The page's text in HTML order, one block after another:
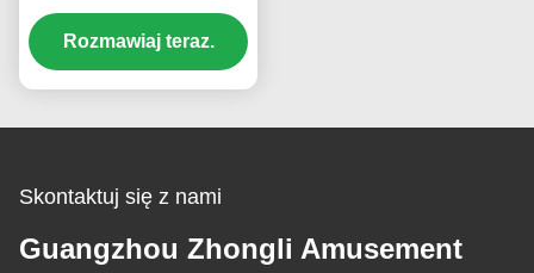
zjeżdżalnia wodna
basen z certyfikatem CE
Rozmawiaj teraz.
Skontaktuj się z nami
Guangzhou Zhongli Amusement